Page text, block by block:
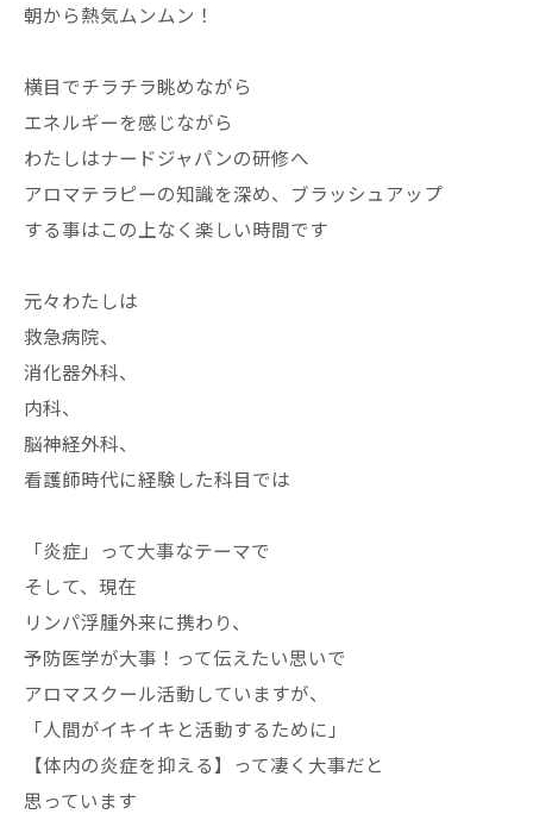
朝から熱気ムンムン！
横目でチラチラ眺めながら
エネルギーを感じながら
わたしはナードジャパンの研修へ
アロマテラピーの知識を深め、ブラッシュアップ
する事はこの上なく楽しい時間です
元々わたしは
救急病院、
消化器外科、
内科、
脳神経外科、
看護師時代に経験した科目では
「炎症」って大事なテーマで
そして、現在
リンパ浮腫外来に携わり、
予防医学が大事！って伝えたい思いで
アロマスクール活動していますが、
「人間がイキイキと活動するために」
【体内の炎症を抑える】って凄く大事だと
思っています